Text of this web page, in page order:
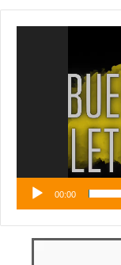
00:00